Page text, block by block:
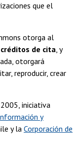
que el
otorga al
de cita, y
otorgará
reproducir, crear
iniciativa
y
y laCorporación de